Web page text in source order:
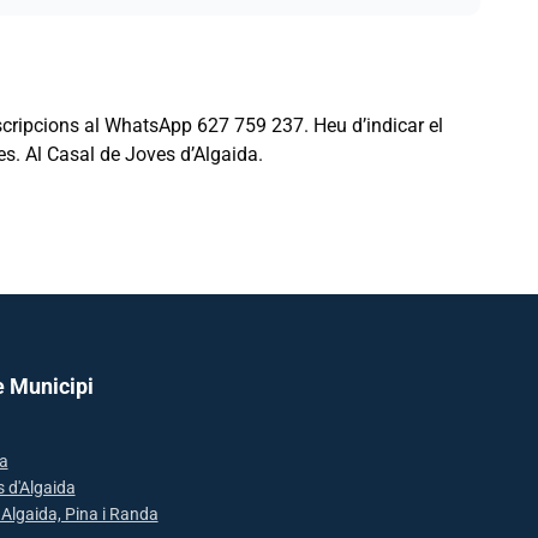
al WhatsApp 627 759 237. Heu d’indicar el
Al Casal de Joves d’Algaida.
Municipi
d'Algaida
Pina i Randa